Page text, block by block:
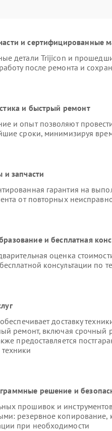
и сертифицированные
детали Trijicon и
после ремонта и
и быстрый ремонт
и опыт позволяют
сроки, минимизируя
и запчасти
гарантия на
от повторных
и бесплатная
оценка
консультации по
доставку
ремонт, включая срочный
предоставляется
решение и
прошивок и
резервное копирование,
при необходимости